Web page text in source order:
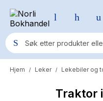
Populære søk
Hjem / Leker / Lekebiler og
Traktor